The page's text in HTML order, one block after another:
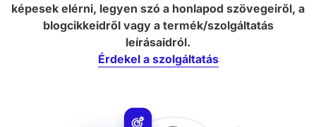
képesek elérni, legyen szó a honlapod szövegeiről, a
blogcikkeidről vagy a termék/szolgáltatás
leírásaidról.
Érdekel a szolgáltatás